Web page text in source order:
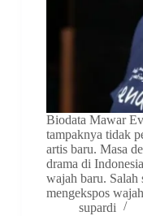
Biodata Mawar
tampaknya tidak
artis baru. Masa
drama di
wajah baru. Salah
mengekspos
supardi